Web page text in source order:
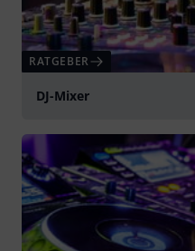
RATGEBER
DJ-Mixer